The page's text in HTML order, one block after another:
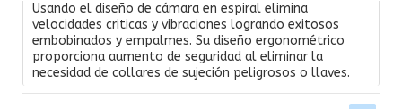
Usando el diseño de cámara en espiral elimina
velocidades criticas y vibraciones logrando exitosos
embobinados y empalmes. Su diseño ergonométrico
proporciona aumento de seguridad al eliminar la
necesidad de collares de sujeción peligrosos o llaves.